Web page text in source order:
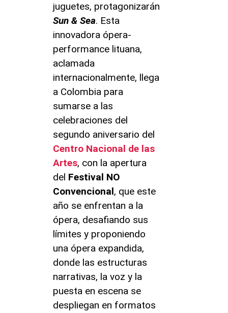
juguetes, protagonizarán
Sun & Sea. Esta
innovadora ópera-
performance lituana,
aclamada
internacionalmente, llega
a Colombia para
sumarse a las
celebraciones del
segundo aniversario del
Centro Nacional de las
Artes, con la apertura
del Festival NO
Convencional, que este
año se enfrentan a la
ópera, desafiando sus
límites y proponiendo
una ópera expandida,
donde las estructuras
narrativas, la voz y la
puesta en escena se
despliegan en formatos